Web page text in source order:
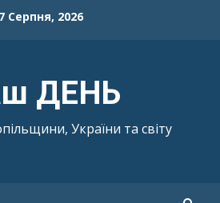
7 Серпня, 2026
ДЕНЬ
України та світу